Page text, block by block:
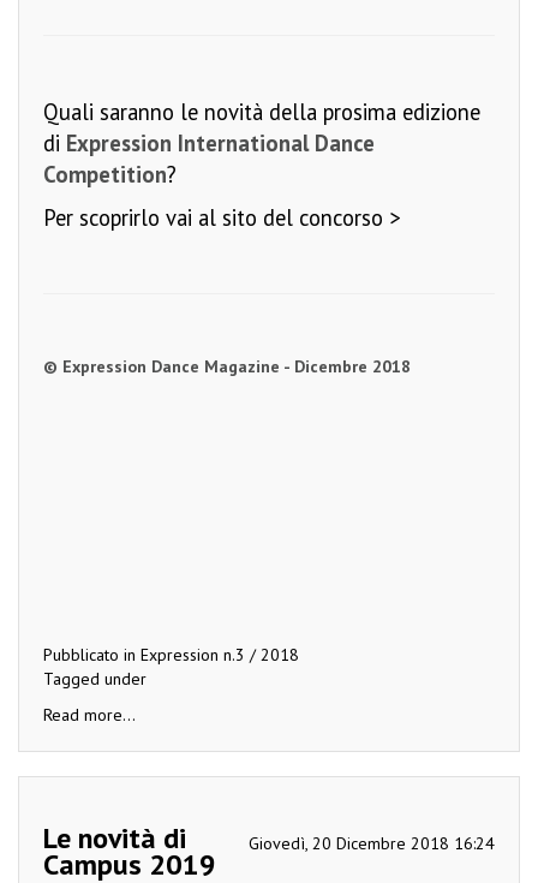
Quali saranno le novità della prosima edizione
di Expression International Dance
Competition?
Per scoprirlo vai al sito del concorso >
© Expression Dance Magazine - Dicembre 2018
Pubblicato in Expression n.3 / 2018
Tagged under
Read more...
Giovedì, 20 Dicembre 2018 16:24
Le novità di
Campus 2019